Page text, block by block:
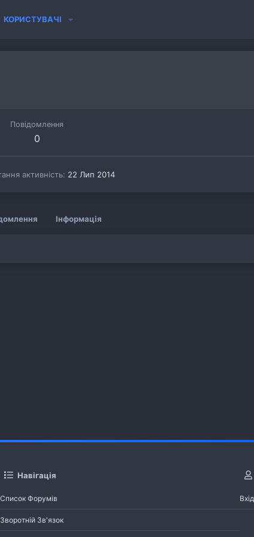
КОРИСТУВАЧІ
Повідомлення
0
активність 22 Лип 2014
Інформація
Навігація
Список Форумів
Зворотній Зв'язок
Вхід